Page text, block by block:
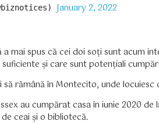
January 2, 2022
a mai spus că cei doi soți sunt acum
și care sunt potențiali
rămână în Montecito, unde
au cumpărat casa în iunie 2020
ceai și o bibliotecă.